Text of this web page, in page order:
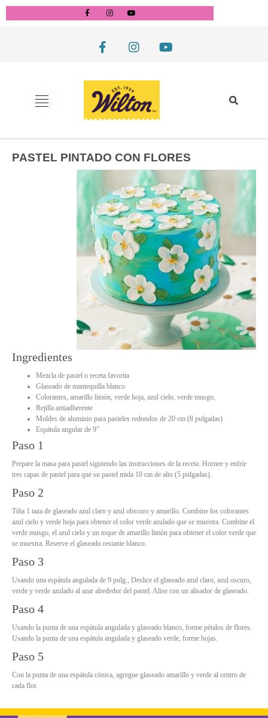
PASTEL PINTADO CON FLORES
Ingredientes
Mezcla de pastel o receta favorita
Glaseado de mantequilla blanco
Colorantes, amarillo limón, verde hoja, azul cielo, verde musgo,
Rejilla antiadherente
Moldes de aluminio para pasteles redondos de 20 cm (8 pulgadas)
Espátula angular de 9”
Paso 1
Prepare la masa para pastel siguiendo las instrucciones de la receta. Hornee y enfríe
tres capas de pastel para que su pastel mida 10 cm de alto (5 pulgadas).
Paso 2
Tiña 1 taza de glaseado azul claro y azul obscuro y amarillo. Combine los colorantes
azul cielo y verde hoja para obtener el color verde azulado que se muestra. Combine el
verde musgo, el azul cielo y un toque de amarillo limón para obtener el color verde que
se muestra. Reserve el glaseado restante blanco.
Paso 3
Usando una espátula angulada de 9 pulg., Deslice el glaseado azul claro, azul oscuro,
verde y verde azulado al azar alrededor del pastel. Alise con un alisador de glaseado.
Paso 4
Usando la punta de una espátula angulada y glaseado blanco, forme pétalos de flores.
Usando la punta de una espátula angulada y glaseado verde, forme hojas.
Paso 5
Con la punta de una espátula cónica, agregue glaseado amarillo y verde al centro de
cada flor.